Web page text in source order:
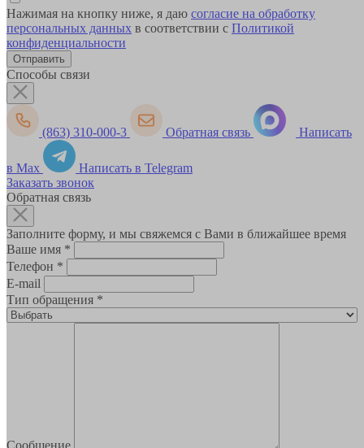
Нажимая на кнопку ниже, я даю согласие на обработку
персональных данных в соответствии с Политикой
конфиденциальности
Способы связи
(863) 310-000-3 Обратная связь Написать
в Max
Написать в Telegram
Заказать звонок
Обратная связь
Заполните форму, и мы свяжемся с Вами в ближайшее время
Ваше имя *
Телефон *
E-mail
Тип обращения *